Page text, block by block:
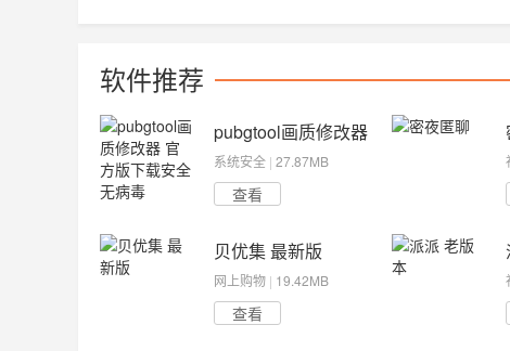
软件推荐
pubgtool画质修改器 官方版下载安全
系统安全 | 27.87MB
查看
贝优集 最新版
网上购物 | 19.42MB
查看